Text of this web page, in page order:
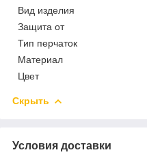
Вид изделия
Защита от
Тип перчаток
Материал
Цвет
Скрыть
Условия доставки